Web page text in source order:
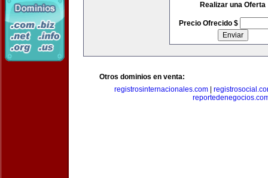
Realizar una Oferta
Precio Ofrecido $
Otros dominios en venta:
registrosinternacionales.com